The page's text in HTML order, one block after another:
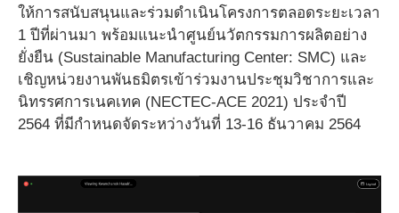
ให้การสนับสนุนและร่วมดำเนินโครงการตลอดระยะเวลา
1 ปีที่ผ่านมา พร้อมแนะนำศูนย์นวัตกรรมการผลิตอย่าง
ยั่งยืน (Sustainable Manufacturing Center: SMC) และ
เชิญหน่วยงานพันธมิตรเข้าร่วมงานประชุมวิชาการและ
นิทรรศการเนคเทค (NECTEC-ACE 2021) ประจำปี
2564 ที่มีกำหนดจัดระหว่างวันที่ 13-16 ธันวาคม 2564